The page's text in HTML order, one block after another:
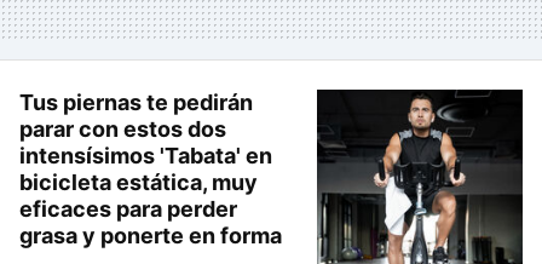
Tus piernas te pedirán
parar con estos dos
intensísimos 'Tabata' en
bicicleta estática, muy
eficaces para perder
grasa y ponerte en forma